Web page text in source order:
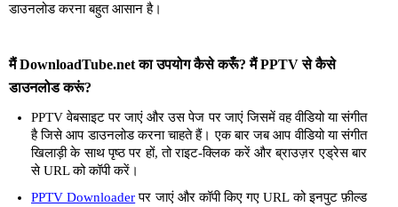
डाउनलोड करना बहुत आसान है।
मैं DownloadTube.net का उपयोग कैसे करूँ? मैं PPTV से कैसे
डाउनलोड करूं?
PPTV वेबसाइट पर जाएं और उस पेज पर जाएं जिसमें वह वीडियो या संगीत
है जिसे आप डाउनलोड करना चाहते हैं। एक बार जब आप वीडियो या संगीत
खिलाड़ी के साथ पृष्ठ पर हों, तो राइट-क्लिक करें और ब्राउज़र एड्रेस बार
से URL को कॉपी करें।
PPTV Downloaderपर जाएं और कॉपी किए गए URL को इनपुट फ़ील्ड